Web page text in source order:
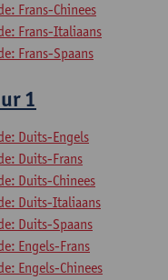
Frans-Chinees
Frans-Italiaans
Frans-Spaans
1
Duits-Engels
Duits-Frans
Duits-Chinees
Duits-Italiaans
Duits-Spaans
Engels-Frans
Engels-Chinees